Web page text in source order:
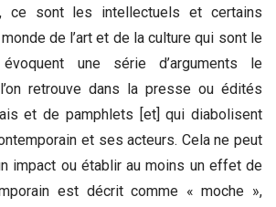
ce sont les intellectuels et certains
de l’art et de la culture qui sont le
une série d’arguments le
retrouve dans la presse ou édités
et de pamphlets [et] qui diabolisent
et ses acteurs. Cela ne peut
impact ou établir au moins un effet de
est décrit comme « moche »,